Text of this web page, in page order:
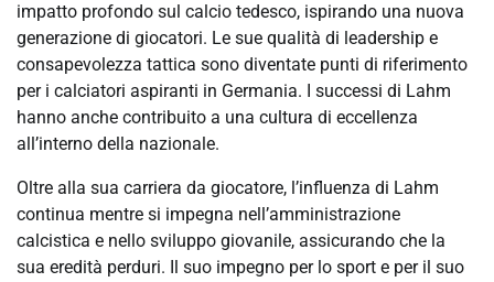
impatto profondo sul calcio tedesco, ispirando una nuova
generazione di giocatori. Le sue qualità di leadership e
consapevolezza tattica sono diventate punti di riferimento
per i calciatori aspiranti in Germania. I successi di Lahm
hanno anche contribuito a una cultura di eccellenza
all’interno della nazionale.
Oltre alla sua carriera da giocatore, l’influenza di Lahm
continua mentre si impegna nell’amministrazione
calcistica e nello sviluppo giovanile, assicurando che la
sua eredità perduri. Il suo impegno per lo sport e per il suo